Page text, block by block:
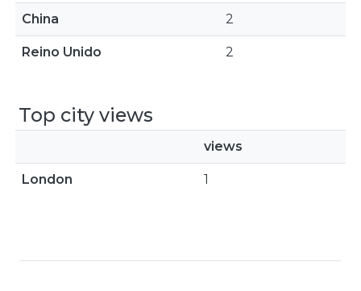
China 2
Reino Unido 2
Top city views
views
London 1